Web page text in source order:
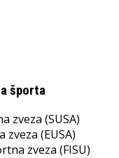
športa
zveza (SUSA)
(EUSA)
zveza (FISU)